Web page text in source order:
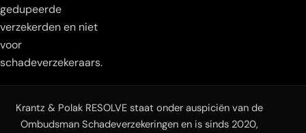
gedupeerde
verzekerden en niet
voor
schadeverzekeraars.
Krantz & Polak RESOLVE staat onder auspiciën van de
Ombudsman Schadeverzekeringen en is sinds 2020,